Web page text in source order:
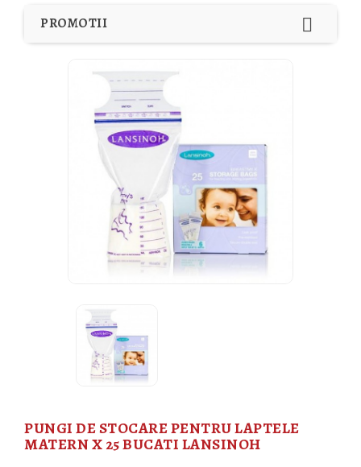
PROMOTII 
PUNGI DE STOCARE PENTRU LAPTELE
MATERN X 25 BUCATI LANSINOH